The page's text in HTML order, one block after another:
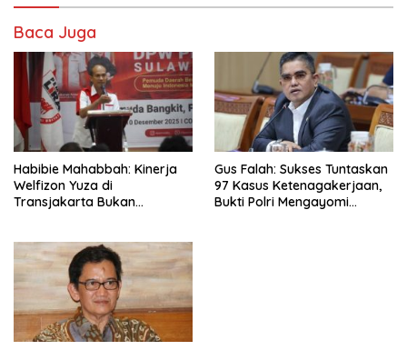
Baca Juga
Habibie Mahabbah: Kinerja
Welfizon Yuza di
Transjakarta Bukan
Gus Falah: Sukses Tuntaskan
97 Kasus Ketenagakerjaan,
Bukti Polri Mengayomi